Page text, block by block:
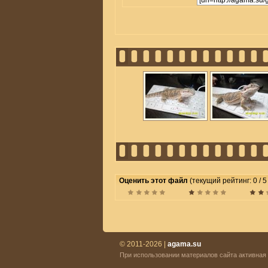
Оценить этот файл (текущий рейтинг: 0 /
© 2011-2026 | agama.su
При использовании материалов сайта